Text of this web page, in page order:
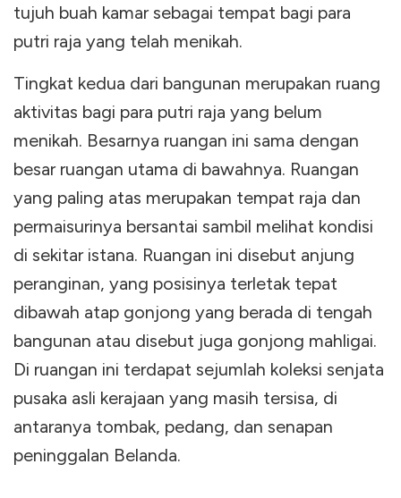
tujuh buah kamar sebagai tempat bagi para
putri raja yang telah menikah.
Tingkat kedua dari bangunan merupakan ruang
aktivitas bagi para putri raja yang belum
menikah. Besarnya ruangan ini sama dengan
besar ruangan utama di bawahnya. Ruangan
yang paling atas merupakan tempat raja dan
permaisurinya bersantai sambil melihat kondisi
di sekitar istana. Ruangan ini disebut anjung
peranginan, yang posisinya terletak tepat
dibawah atap gonjong yang berada di tengah
bangunan atau disebut juga gonjong mahligai.
Di ruangan ini terdapat sejumlah koleksi senjata
pusaka asli kerajaan yang masih tersisa, di
antaranya tombak, pedang, dan senapan
peninggalan Belanda.